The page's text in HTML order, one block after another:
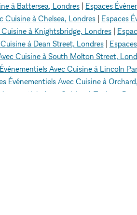
à Battersea, Londres | Espaces
Cuisine à Chelsea, Londres| Espaces
à Knightsbridge, Londres|
à Dean Street, Londres|
Cuisine à South Molton Street,
Avec Cuisine à Lincoln
Événementiels Avec Cuisine à
Avec Cuisine à Tanjong